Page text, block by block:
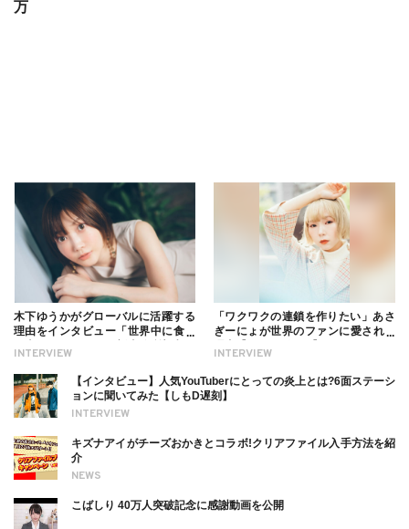
万
INTERVIEW
木下ゆうかがグローバルに活躍する
理由をインタビュー「世界中に食べ
ついても
INTERVIEW
「ワクワクの連鎖を作りたい」あさ
ぎーにょが世界のファンに愛される
INTERVIEW
【インタビュー】人気YouTuberにとっての炎上とは?6面ステーシ
ョンに聞いてみた【しもD遅刻】
NEWS
キズナアイがチーズおかきとコラボ!クリアファイル入手方法を紹
介
こばしり 40万人突破記念に感謝動画を公開